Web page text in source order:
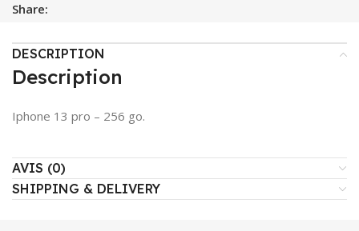
Share:
DESCRIPTION
Description
Iphone 13 pro – 256 go.
AVIS (0)
SHIPPING & DELIVERY